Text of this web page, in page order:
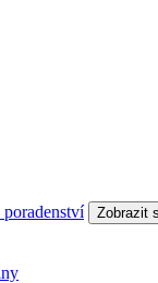
Zobrazit